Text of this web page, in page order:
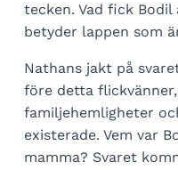
tecken. Vad fick
betyder lappen som
Nathans jakt på
före detta
familjehemligheter
existerade. Vem var
mamma? Svaret